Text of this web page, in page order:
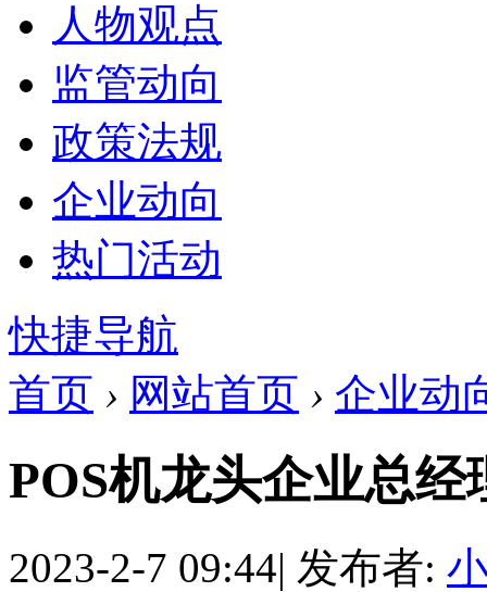
人物观点
监管动向
政策法规
企业动向
热门活动
快捷导航
首页 › 网站首页 › 企业动
POS机龙头企业总
2023-2-7 09:44| 发布者: